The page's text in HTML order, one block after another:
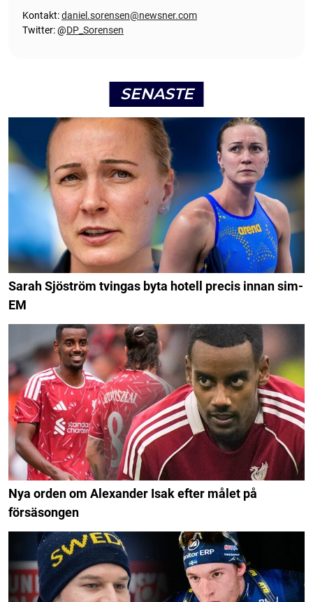
Kontakt:daniel.sorensen@newsner.com
Twitter: @DP_Sorensen
SENASTE
Sarah Sjöström tvingas byta hotell precis innan sim-
EM
Nya orden om Alexander Isak efter målet på
försäsongen